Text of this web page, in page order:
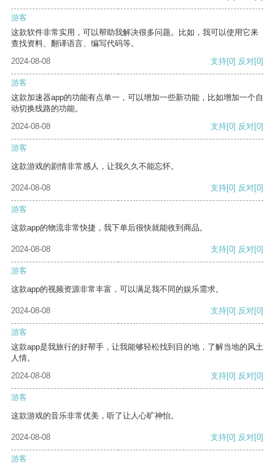
游客
这款软件非常实用，可以帮助我解决很多问题。比如，我可以使用它来
查找资料、翻译语言、编写代码等。
2024-08-08
支持[0] 反对[0]
游客
这款加速器app的功能有点单一，可以增加一些新功能，比如增加一个自
动切换线路的功能。
2024-08-08
支持[0] 反对[0]
游客
这款游戏的剧情非常感人，让我久久不能忘怀。
2024-08-08 支持[0] 反对[0]
游客
这款app的物流非常快捷，我下单后很快就能收到商品。
2024-08-08 支持[0] 反对[0]
游客
这款app的视频资源非常丰富，可以满足我不同的娱乐需求。
2024-08-08 支持[0] 反对[0]
游客
这款app是我旅行的好帮手，让我能够轻松找到目的地，了解当地的风土
人情。
2024-08-08
支持[0] 反对[0]
游客
这款游戏的音乐非常优美，听了让人心旷神怡。
2024-08-08 支持[0] 反对[0]
游客